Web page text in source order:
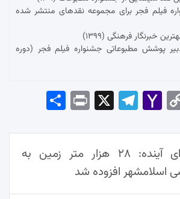
فیلم فجر برای مجموعه نقدهای منتشر شده
خبرنگار فرهنگی (۱۳۹۹)
پوشش مطبوعاتی جشنواره فیلم فجر (دوره
Co
Lin
k
Yah
Mai
l
Tel
am
Pri
گامی بلند برای آینده: ۲۸ هزار متر زمین به
اسلامشهر افزوده شد